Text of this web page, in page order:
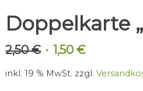
Doppelkarte
2,50€ Ursprünglicher
war:
1,50€Aktueller
ist:
inkl. 19 % MwSt. zzgl.